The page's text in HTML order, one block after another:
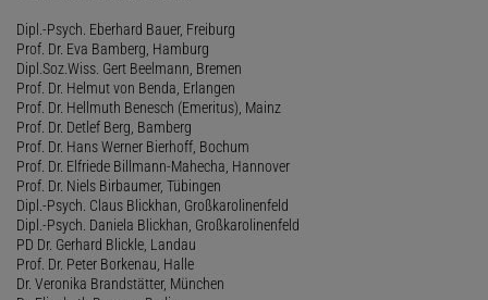
Dipl.-Psych. Eberhard Bauer, Freiburg
Prof. Dr. Eva Bamberg, Hamburg
Dipl.Soz.Wiss. Gert Beelmann, Bremen
Prof. Dr. Helmut von Benda, Erlangen
Prof. Dr. Hellmuth Benesch (Emeritus), Mainz
Prof. Dr. Detlef Berg, Bamberg
Prof. Dr. Hans Werner Bierhoff, Bochum
Prof. Dr. Elfriede Billmann-Mahecha, Hannover
Prof. Dr. Niels Birbaumer, Tübingen
Dipl.-Psych. Claus Blickhan, Großkarolinenfeld
Dipl.-Psych. Daniela Blickhan, Großkarolinenfeld
PD Dr. Gerhard Blickle, Landau
Prof. Dr. Peter Borkenau, Halle
Dr. Veronika Brandstätter, München